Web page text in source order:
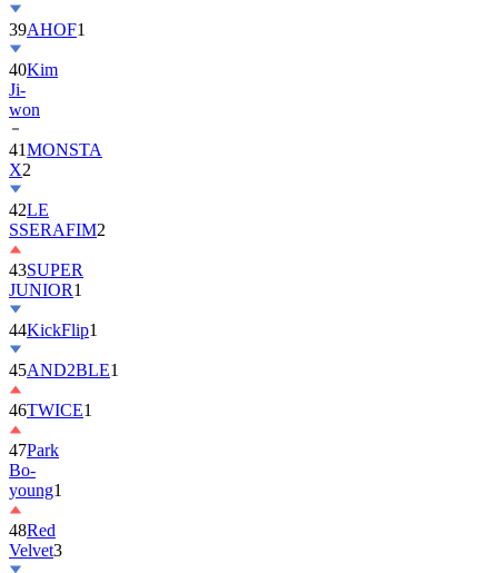
39AHOF1
40Kim
Ji-
won
41MONSTA
X2
42LE
SSERAFIM2
43SUPER
JUNIOR1
44KickFlip1
45AND2BLE1
46TWICE1
47Park
Bo-
young1
48Red
Velvet3